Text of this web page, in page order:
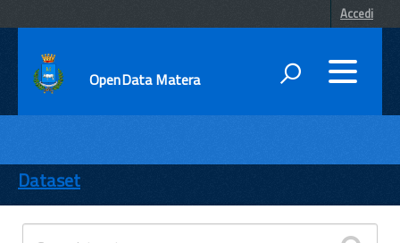
Accedi
OpenData Matera
ENTI
TEMI
INFORMAZIONI
Dataset